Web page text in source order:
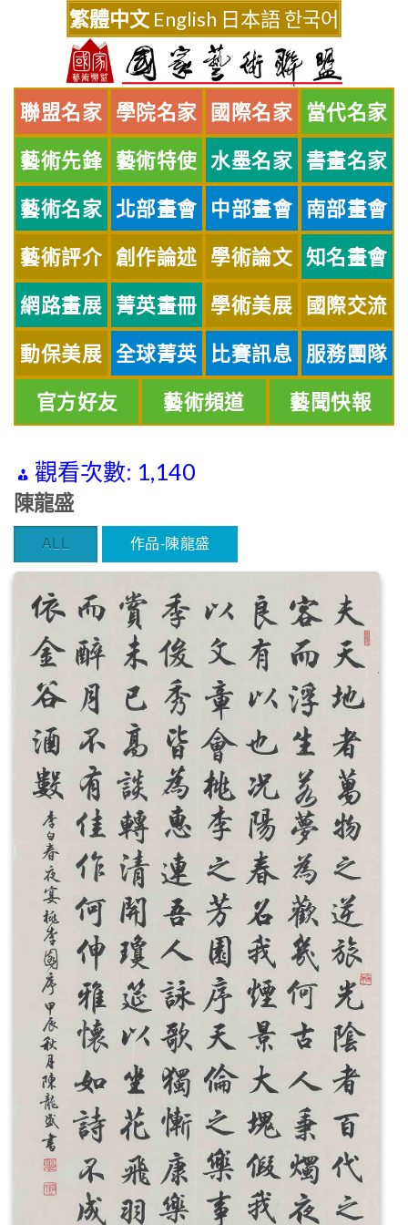
繁體中文 English 日本語한국어
聯盟名家 學院名家 國際名家 當代名家
藝術先鋒 藝術特使 水墨名家 書畫名家
藝術名家 北部畫會 中部畫會 南部畫會
藝術評介 創作論述 學術論文 知名畫會
網路畫展 菁英畫冊 學術美展 國際交流
動保美展 全球菁英 比賽訊息 服務團隊
官方好友 藝術頻道 藝聞快報
觀看次數: 1,140
陳龍盛
ALL 作品-陳龍盛